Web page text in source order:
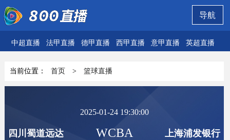
导航
中超直播 法甲直播 德甲直播 西甲直播 意甲直播 英超直播
当前位置： 首页 > 篮球直播
四川蜀道远达
2025-01-24 19:30:00
WCBA
上海浦发银行